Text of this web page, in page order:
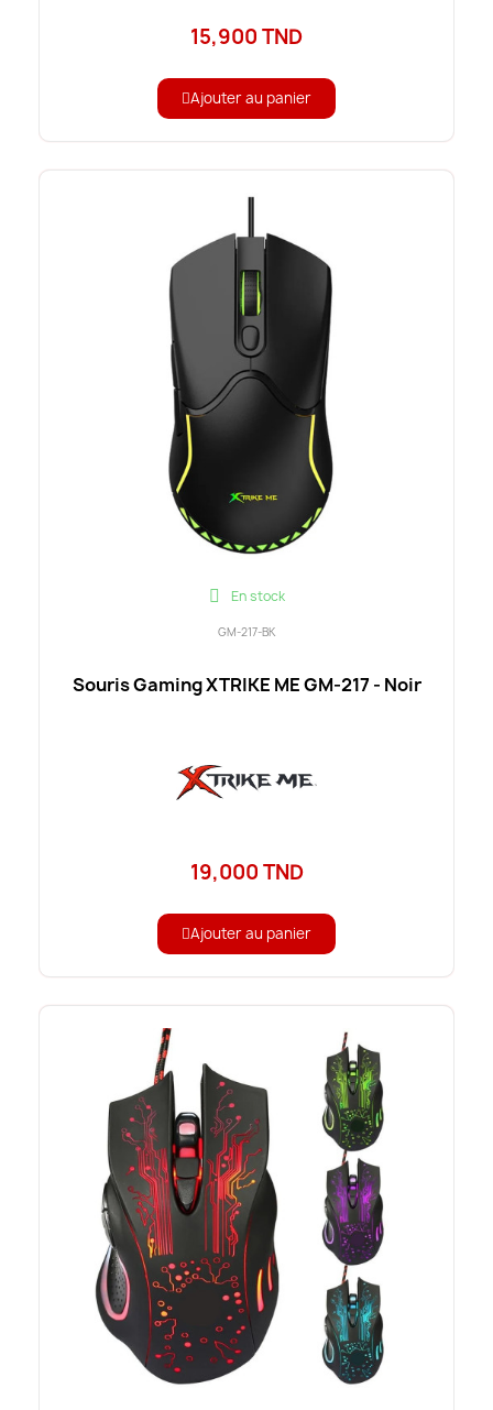
15,900 TND
Ajouter au panier
En stock
GM-217-BK
Souris Gaming XTRIKE ME GM-217 - Noir
19,000 TND
Ajouter au panier